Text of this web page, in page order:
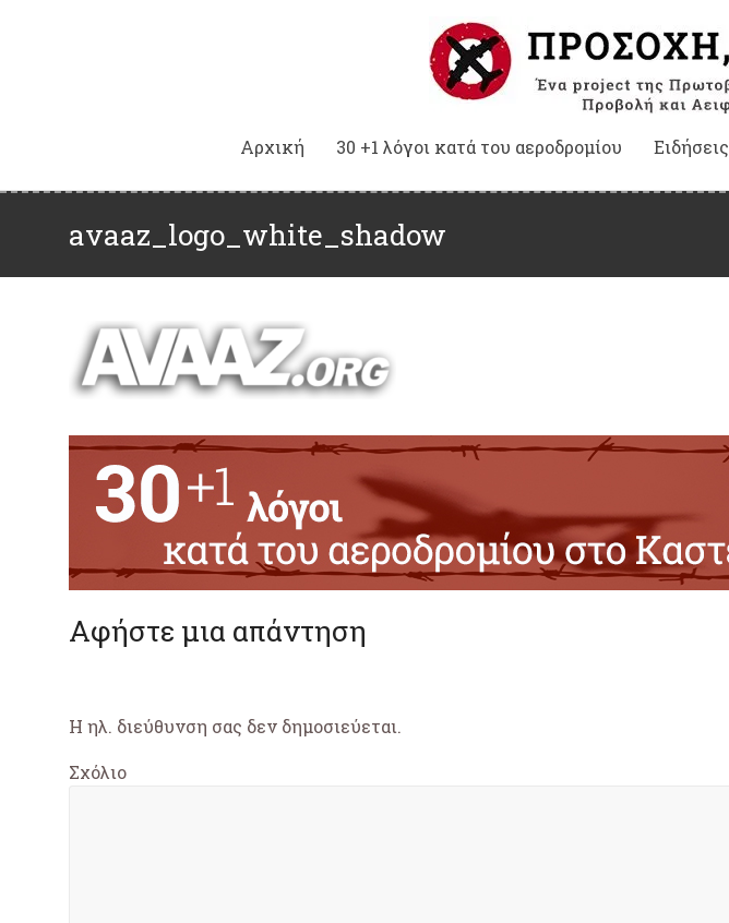
Αρχική 30 +1 λόγοι κατά του αεροδρομίου Ειδήσεις
avaaz_logo_white_shadow
Αφήστε μια απάντηση
Η ηλ. διεύθυνση σας δεν δημοσιεύεται.
Σχόλιο